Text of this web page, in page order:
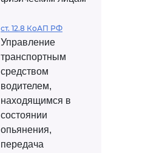
ст. 12.8 КоАП РФ
Управление
транспортным
средством
водителем,
находящимся в
состоянии
опьянения,
передача